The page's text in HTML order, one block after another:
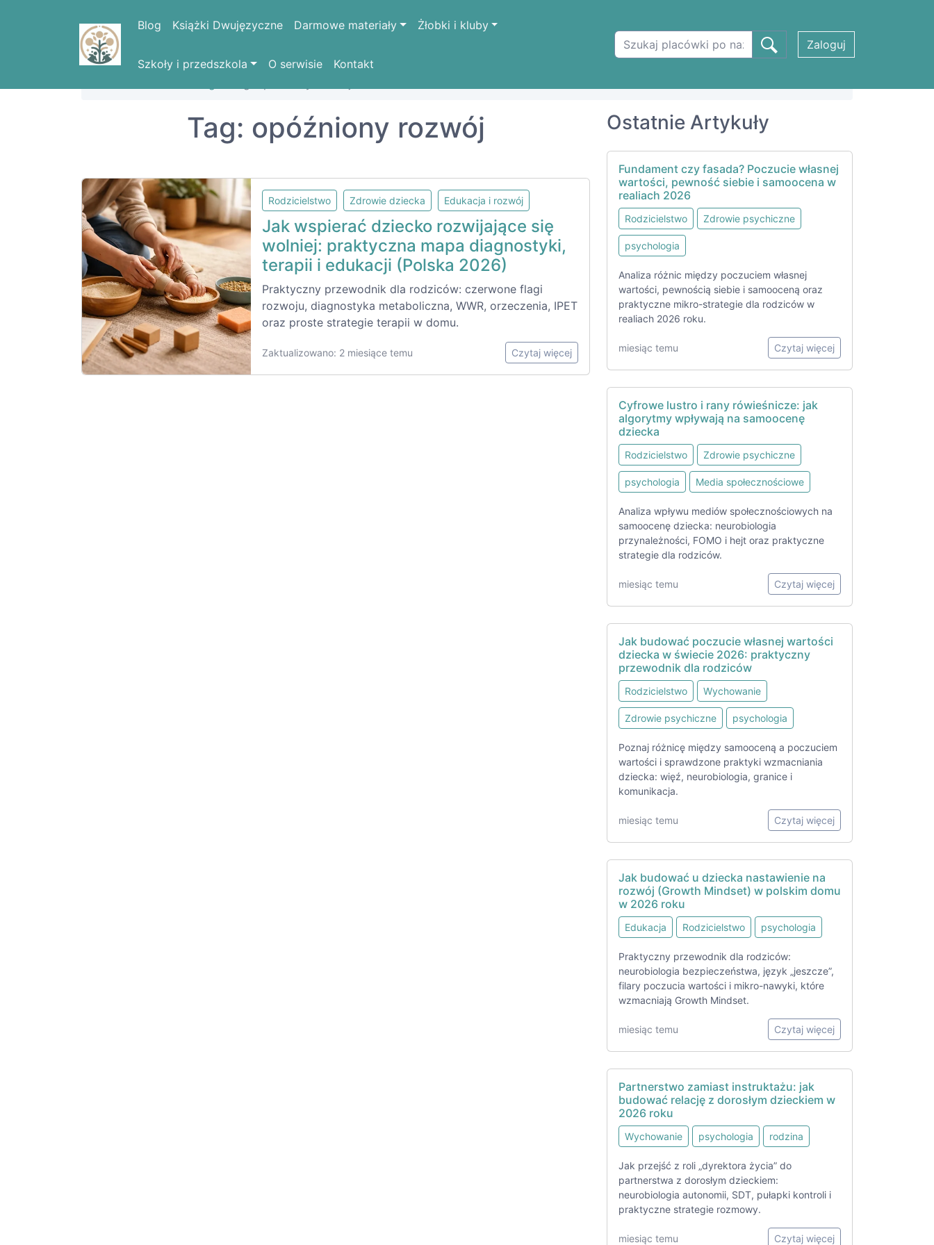
Blog Książki Dwujęzyczne Darmowe materiały Żłobki i kluby
Szkoły i przedszkola O serwisie Kontakt
Zaloguj
Tag: opóźniony rozwój
Rodzicielstwo Zdrowie dziecka Edukacja i rozwój
Jak wspierać dziecko rozwijające się
wolniej: praktyczna mapa diagnostyki,
terapii i edukacji (Polska 2026)
Praktyczny przewodnik dla rodziców: czerwone flagi
rozwoju, diagnostyka metaboliczna, WWR, orzeczenia, IPET
oraz proste strategie terapii w domu.
Zaktualizowano: 2 miesiące temu Czytaj więcej
Ostatnie Artykuły
Fundament czy fasada? Poczucie własnej
wartości, pewność siebie i samoocena w
realiach 2026
Rodzicielstwo Zdrowie psychiczne
psychologia
Analiza różnic między poczuciem własnej
wartości, pewnością siebie i samooceną oraz
praktyczne mikro-strategie dla rodziców w
realiach 2026 roku.
miesiąc temu Czytaj więcej
Cyfrowe lustro i rany rówieśnicze: jak
algorytmy wpływają na samoocenę
dziecka
Rodzicielstwo Zdrowie psychiczne
psychologia Media społecznościowe
Analiza wpływu mediów społecznościowych na
samoocenę dziecka: neurobiologia
przynależności, FOMO i hejt oraz praktyczne
strategie dla rodziców.
miesiąc temu Czytaj więcej
Jak budować poczucie własnej wartości
dziecka w świecie 2026: praktyczny
przewodnik dla rodziców
Rodzicielstwo Wychowanie
Zdrowie psychiczne psychologia
Poznaj różnicę między samooceną a poczuciem
wartości i sprawdzone praktyki wzmacniania
dziecka: więź, neurobiologia, granice i
komunikacja.
miesiąc temu Czytaj więcej
Jak budować u dziecka nastawienie na
rozwój (Growth Mindset) w polskim domu
w 2026 roku
Edukacja Rodzicielstwo psychologia
Praktyczny przewodnik dla rodziców:
neurobiologia bezpieczeństwa, język „jeszcze”,
filary poczucia wartości i mikro-nawyki, które
wzmacniają Growth Mindset.
miesiąc temu Czytaj więcej
Partnerstwo zamiast instruktażu: jak
budować relację z dorosłym dzieckiem w
2026 roku
Wychowanie psychologia rodzina
Jak przejść z roli „dyrektora życia” do
partnerstwa z dorosłym dzieckiem:
neurobiologia autonomii, SDT, pułapki kontroli i
praktyczne strategie rozmowy.
miesiąc temu Czytaj więcej